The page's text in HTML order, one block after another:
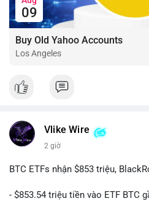
09
Buy Old Yahoo Accounts
Los Angeles
Vlike Wire
2 giờ
BTC ETFs nhận $853 triệu,
- $853.54 triệu tiền vào ETF BTC